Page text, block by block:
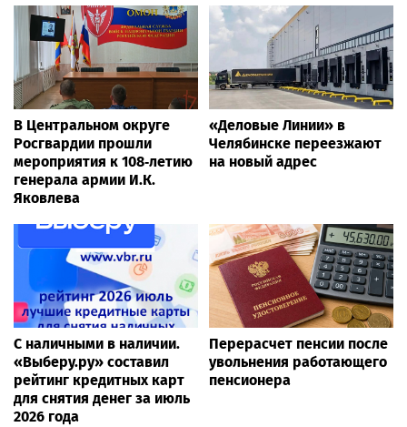
В Центральном округе
Росгвардии прошли
мероприятия к 108‑летию
генерала армии И.К.
Яковлева
«Деловые Линии» в
Челябинске переезжают
на новый адрес
С наличными в наличии.
«Выберу.ру» составил
рейтинг кредитных карт
для снятия денег за июль
2026 года
Перерасчет пенсии после
увольнения работающего
пенсионера